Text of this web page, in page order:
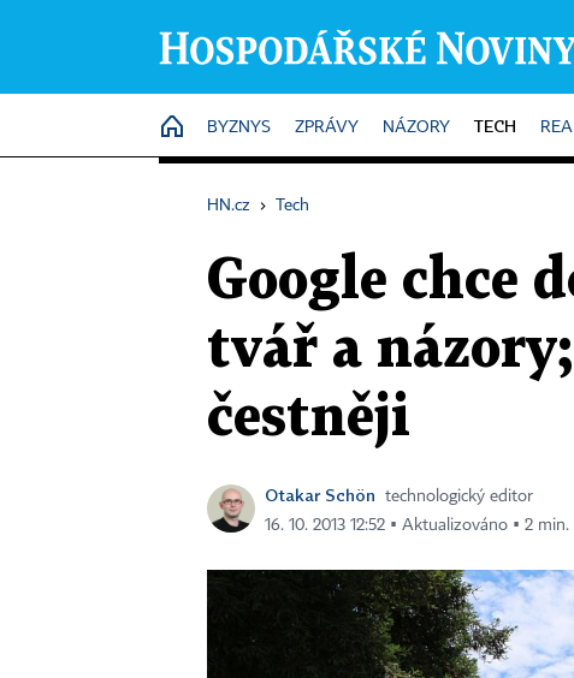
HOME
BYZNYS ZPRÁVY NÁZORY TECH
HN.cz › Tech
Google chce
tvář a
čestněji
Otakar Schön
technologický editor
16. 10. 2013 12:52 ▪ Aktualizováno ▪ 2